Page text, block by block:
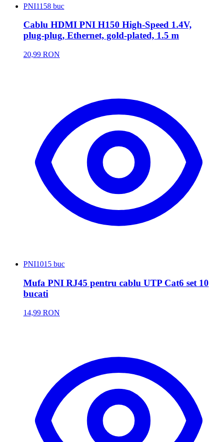
PNI1158 buc
Cablu HDMI PNI H150 High-Speed 1.4V,
plug-plug, Ethernet, gold-plated, 1.5 m
20,99 RON
PNI1015 buc
Mufa PNI RJ45 pentru cablu UTP Cat6 set 10
bucati
14,99 RON